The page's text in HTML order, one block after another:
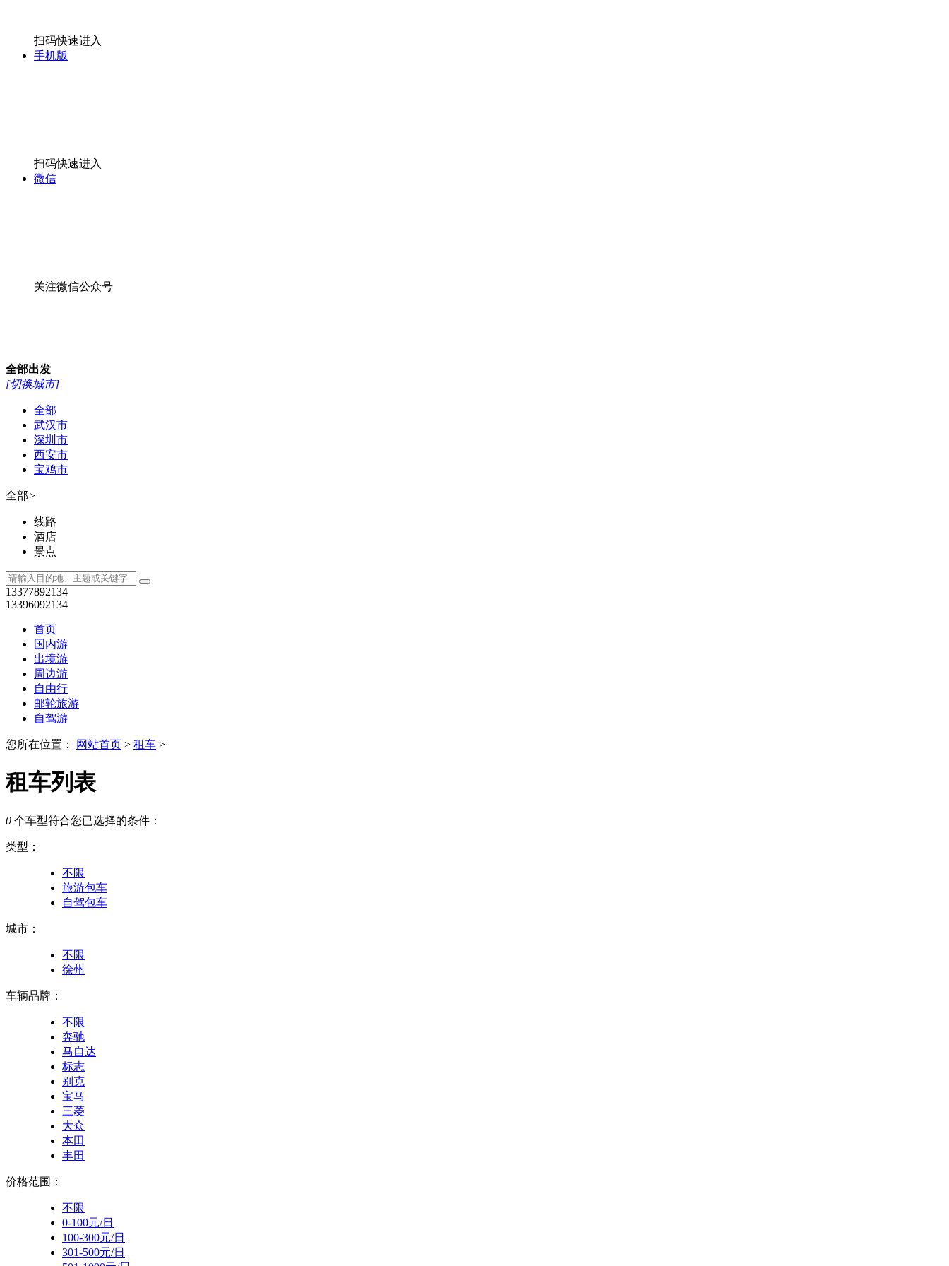
扫码快速进入
手机版
扫码快速进入
微信
关注微信公众号
全部出发
[切换城市]
全部
武汉市
深圳市
西安市
宝鸡市
全部>
线路
酒店
景点
13377892134
13396092134
首页
国内游
出境游
周边游
自由行
邮轮旅游
自驾游
您所在位置： 网站首页 > 租车 >
租车列表
0 个车型符合您已选择的条件：
类型：
不限
旅游包车
自驾包车
城市：
不限
徐州
车辆品牌：
不限
奔驰
马自达
标志
别克
宝马
三菱
大众
本田
丰田
价格范围：
不限
0-100元/日
100-300元/日
301-500元/日